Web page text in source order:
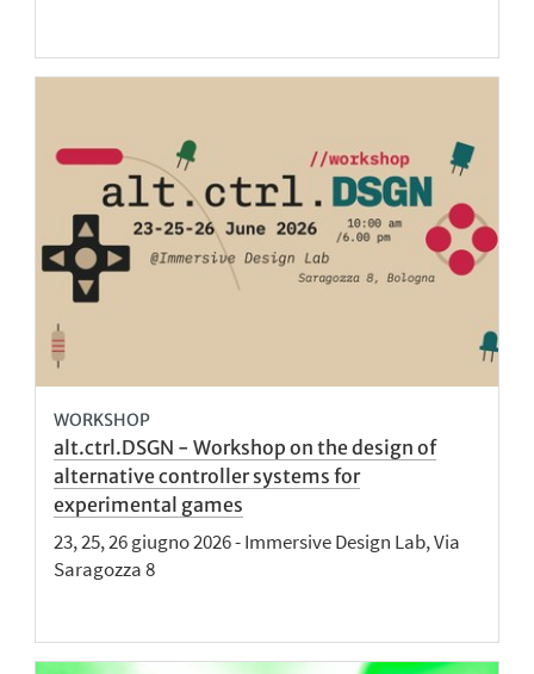
WORKSHOP
alt.ctrl.DSGN - Workshop on the design of
alternative controller systems for
experimental games
23, 25, 26 giugno 2026 - Immersive Design Lab, Via
Saragozza 8